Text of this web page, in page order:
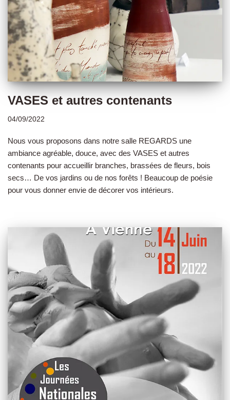
VASES et autres contenants
04/09/2022
Nous vous proposons dans notre salle REGARDS une
ambiance agréable, douce, avec des VASES et autres
contenants pour accueillir branches, brassées de fleurs, bois
secs… De vos jardins ou de nos forêts ! Beaucoup de poésie
pour vous donner envie de décorer vos intérieurs.